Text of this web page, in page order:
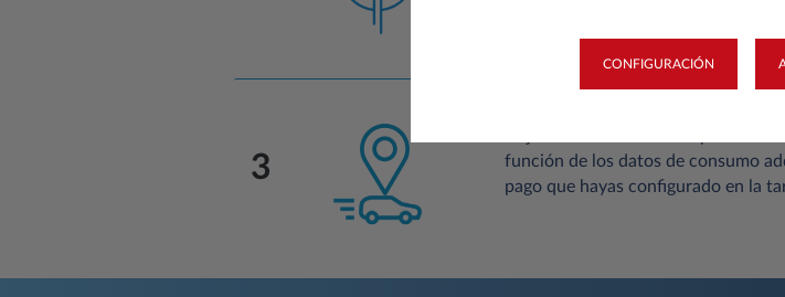
3
Deja la estación libre tan pronto
función de los datos de consumo
pago que hayas configurado en la
CONFIGURACIÓN